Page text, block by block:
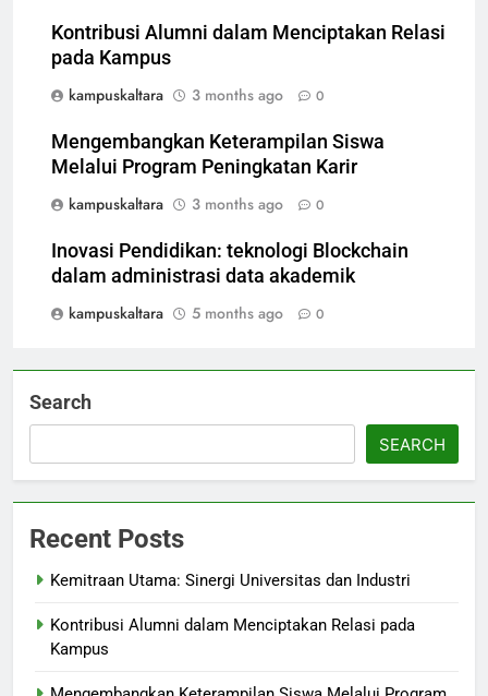
Kontribusi Alumni dalam Menciptakan Relasi
pada Kampus
kampuskaltara
3 months ago 0
Mengembangkan Keterampilan Siswa
Melalui Program Peningkatan Karir
kampuskaltara
3 months ago 0
Inovasi Pendidikan: teknologi Blockchain
dalam administrasi data akademik
kampuskaltara
5 months ago 0
Search
SEARCH
Recent Posts
Kemitraan Utama: Sinergi Universitas dan Industri
Kontribusi Alumni dalam Menciptakan Relasi pada
Kampus